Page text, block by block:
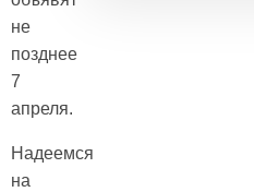
не
позднее
7
апреля.
Надеемся
на